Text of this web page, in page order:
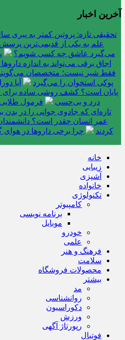
آخرین اخبار
تحقیقی تازه: پروتین کمتر به پیری
علم به یکی از قدیمی‌ترین
می‌گیرد عاشق چه کسی شویم؟
اجاق برقی می‌تواند به اندازه
فقط شیر نیست؛ متخصصان
پوکی استخوان را می‌گیرد
آیا
پایان است؟ کشف روشی ساده برای
درد و بی‌حسی
فرمول
تازه‌ای که جادوی جوانی را در بدن
عمر انسان چقدر است؟
کردند
چرا برخی داروها در هوای
خانه
زیبایی
آشپزی
خانواده
تکنولوژی
کامپیوتر
برنامه نویسی
موبایل
خودرو
علمی
فرهنگ و هنر
سلامت
محصولات فروشگاه
بیشتر
مد
روانشناسی
دکوراسیون
ورزش
رپورتاژ آگهی
فوتبال